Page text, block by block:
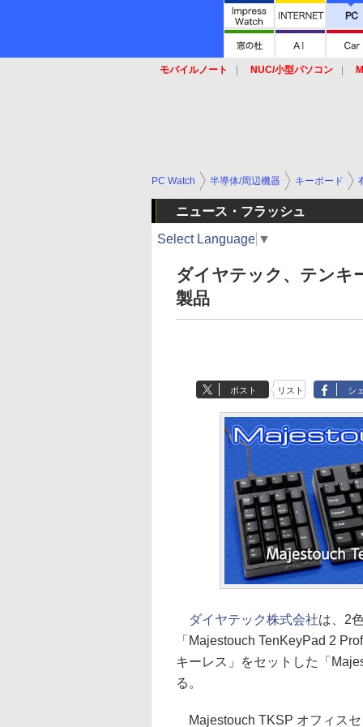
モバイルノート NUC/小型パソコン
PC Watch 半導体/周辺機器 キーボード
ニュース・フラッシュ
Select Language ▼
ダイヤテック、テンキ
製品
ポスト リスト シ
ダイヤテック株式会社は、2
「Majestouch TenKeyPad 2
キーレス」をセットした「
る。
Majestouch TKSP オフィス